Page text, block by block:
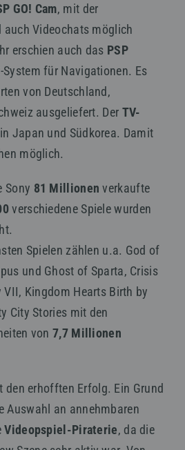
GO! Cam, mit der
Videochats möglich
erschien auch das PSP
System für Navigationen. Es
von Deutschland,
ausgeliefert. Der TV-
Japan und Südkorea. Damit
möglich.
Sony 81 Millionen verkaufte
verschiedene Spiele wurden
Spielen zählen u.a. God of
und Ghost of Sparta, Crisis
Kingdom Hearts Birth by
City Stories mit den
von7,7 Millionen
den erhofften Erfolg. Ein Grund
Auswahl an annehmbaren
Videopspiel-Piraterie, da die